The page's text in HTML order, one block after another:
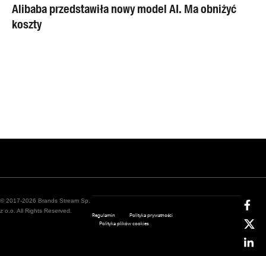
Alibaba przedstawiła nowy model AI. Ma obniżyć
koszty
© 2017-2026 Brands Stream Sp.
z o.o. All Rights Reserved.
Regulamin
Polityka prywatności
Polityka plików cookies